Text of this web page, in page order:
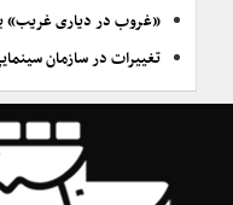
«غروب در دیاری غریب»
تغییرات در سازمان